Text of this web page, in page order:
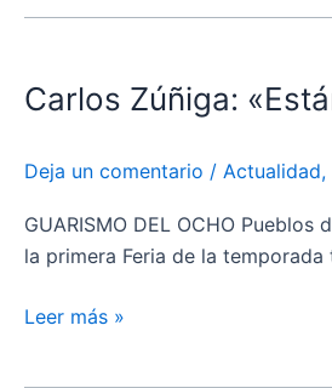
Carlos Zúñiga:
Deja un comentario / Actualidad,
GUARISMO DEL OCHO
la primera Feria de la
«Están
aquellos
toreros
emergentes
y
del
Leer más »